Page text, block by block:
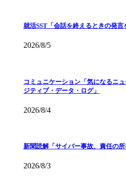
就活SST「会話を終えるときの発言
2026/8/5
コミュニケーション「気になるニ
ジティブ・データ・ログ」
2026/8/4
新聞読解「サイバー事故、責任の所
2026/8/3